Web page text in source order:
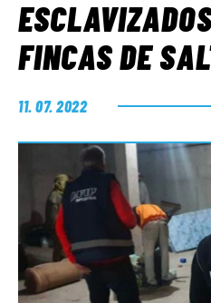
FUERA DE
EL LADO «G»
FINCAS DE
11. 07. 2022